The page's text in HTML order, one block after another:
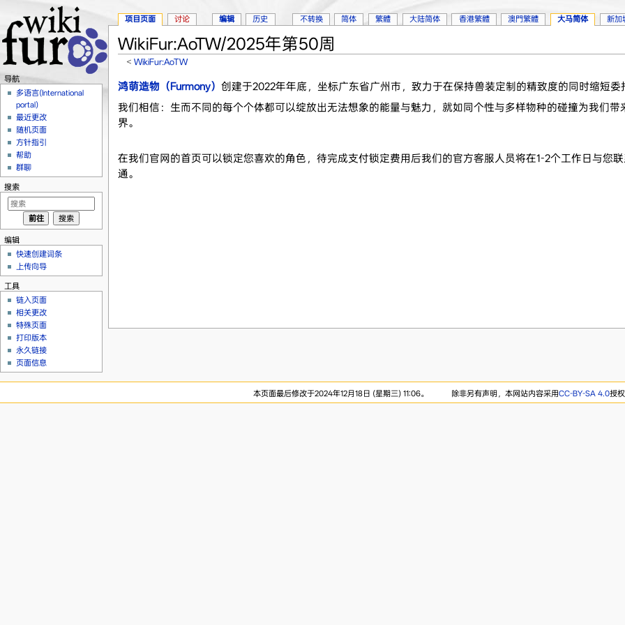
WikiFur:AoTW/2025年第50周
<WikiFur:AoTW
鸿萌造物（Furmony） 创建于2022年年底，坐标广东省广州市，致力于在保持兽装定制的精致度的同时缩短委
我们相信：生而不同的每个个体都可以绽放出无法想象的能量与魅力，就如同个性与多样物种的碰撞为我们
界。
在我们官网的首页可以锁定您喜欢的角色，待完成支付锁定费用后我们的官方客服人员将在1-2个工作日与您
通。
项目页面 讨论 编辑 历史 不转换 简体 繁體 大陆简体 香港繁體 澳門繁體 大马简体 新加
导航
多语言(International
portal)
最近更改
随机页面
方针指引
帮助
群聊
搜索
编辑
快速创建词条
上传向导
工具
链入页面
相关更改
特殊页面
打印版本
永久链接
页面信息
本页面最后修改于2024年12月18日 (星期三) 11:06。 除非另有声明，本网站内容采用CC-BY-SA 4.0授权